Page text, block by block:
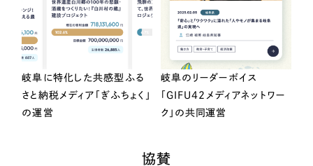
岐阜に特化した共感型ふる
さと納税メディア「ぎふちょく」
の運営
岐阜のリーダーボイス
「GIFU42メディアネットワー
ク」の共同運営
協賛